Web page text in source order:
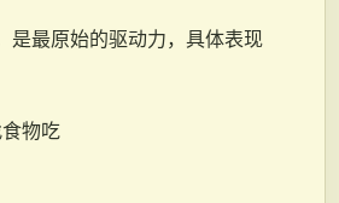
是最原始的驱动力，具体表现
物吃